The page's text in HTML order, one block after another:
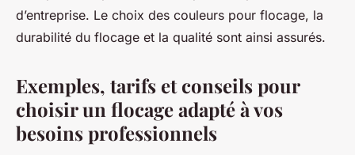
d’entreprise. Le choix des couleurs pour flocage, la
durabilité du flocage et la qualité sont ainsi assurés.
Exemples, tarifs et conseils pour
choisir un flocage adapté à vos
besoins professionnels